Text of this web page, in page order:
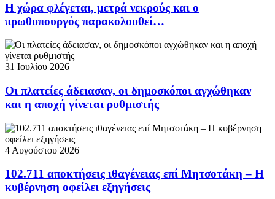
Η χώρα φλέγεται, μετρά νεκρούς και ο
πρωθυπουργός παρακολουθεί…
31 Ιουλίου 2026
Οι πλατείες άδειασαν, οι δημοσκόποι αγχώθηκαν
και η αποχή γίνεται ρυθμιστής
4 Αυγούστου 2026
102.711 αποκτήσεις ιθαγένειας επί Μητσοτάκη – Η
κυβέρνηση οφείλει εξηγήσεις